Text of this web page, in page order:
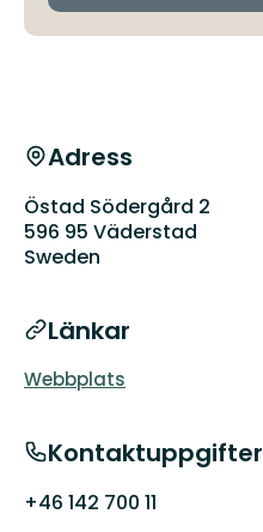
Adress
Östad Södergård 2
596 95 Väderstad
Sweden
Länkar
Webbplats
Kontaktuppgifter
+46 142 700 11